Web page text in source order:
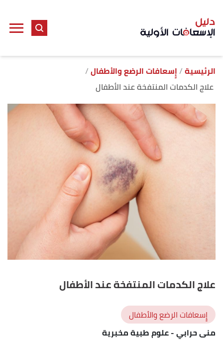
الرئيسية إٍسعافات الرضع والأطفال
علاج الكدمات المنتفخة عند الأطفال
علاج الكدمات المنتفخة عند الأطفال
إٍسعافات الرضع والأطفال
منى حرابي- علوم طبية مخبرية